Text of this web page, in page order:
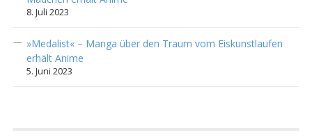
8. Juli 2023
»Medalist« – Manga über den Traum vom Eiskunstlaufen
erhält Anime
5. Juni 2023